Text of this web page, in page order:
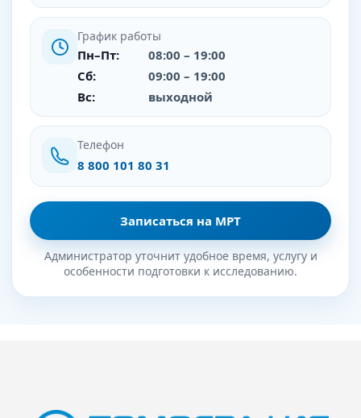
График работы
Пн–Пт:
08:00 – 19:00
Сб:
09:00 – 19:00
Вс:
выходной
Телефон
8 800 101 80 31
Записаться на МРТ
Администратор уточнит удобное время, услугу и
особенности подготовки к исследованию.